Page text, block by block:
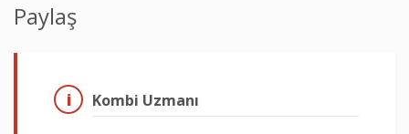
Paylaş
Kombi Uzmanı